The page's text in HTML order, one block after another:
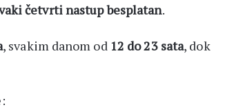
četvrti nastup besplatan.
, svakim danom od 12 do 23 sata, dok